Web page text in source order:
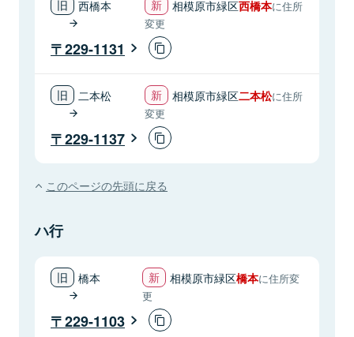
西橋本 相模原市緑区西橋本に住所
変更
229-1131
二本松 相模原市緑区二本松に住所
変更
229-1137
このページの先頭に戻る
ハ行
橋本 相模原市緑区橋本に住所変
更
229-1103